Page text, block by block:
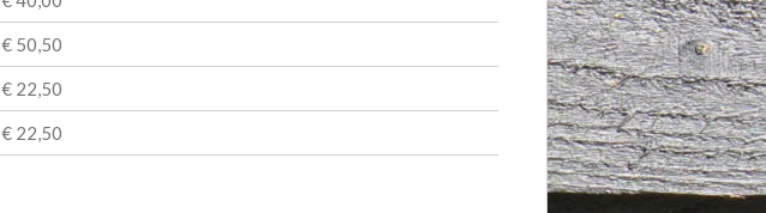
€ 50,50
€ 22,50
€ 22,50